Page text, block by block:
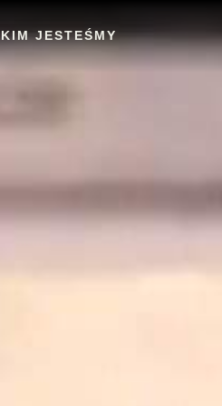
KIM JESTEŚMY